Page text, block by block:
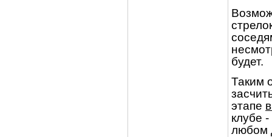
будет.
Таким
этапе
клубе
любом